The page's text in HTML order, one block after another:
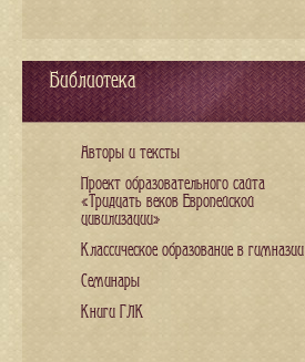
Библиотека
Авторы и тексты
Проект образовательного сайта
«Тридцать веков Европейской
цивилизации»
Классическое образование в гимназии
Семинары
Книги ГЛК